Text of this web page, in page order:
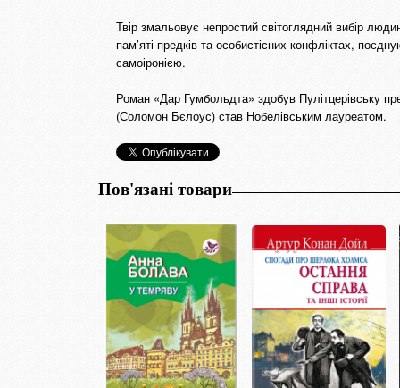
Твір змальовує непростий світоглядний вибір
пам’яті предків та особистісних конфліктах,
самоіронією.
Роман «Дар Гумбольдта» здобув Пулітцерівську
(Соломон Бєлоус) став Нобелівським лауреатом.
Пов'язані товари